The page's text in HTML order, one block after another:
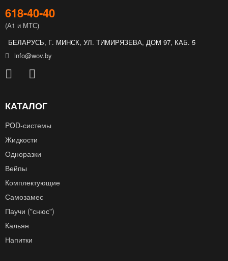
618‑40‑40
(А1 и МТС)
БЕЛАРУСЬ, Г. МИНСК, УЛ. ТИМИРЯЗЕВА, ДОМ 97, КАБ. 5
info@wov.by
КАТАЛОГ
POD‑системы
Жидкости
Одноразки
Вейпы
Комплектующие
Самозамес
Паучи ("снюс")
Кальян
Напитки